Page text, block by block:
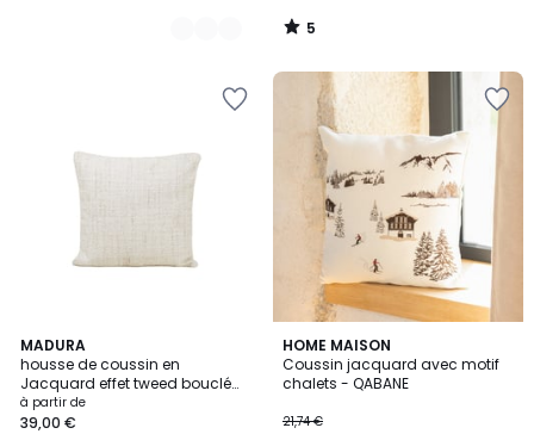
5
/
MADURA
housse de coussin en
Jacquard effet tweed bouclé
MERYBELLE
à partir de
39,00 €
HOME MAISON
Coussin jacquard avec motif
chalets - QABANE
21,74 €